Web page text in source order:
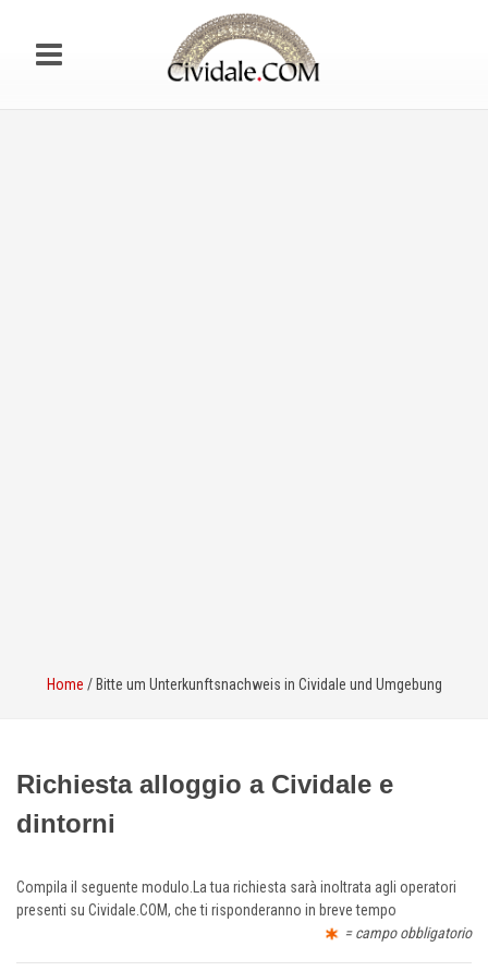
Home / Bitte um Unterkunftsnachweis in Cividale und Umgebung
Richiesta alloggio a Cividale e
dintorni
Compila il seguente modulo.La tua richiesta sarà inoltrata agli operatori
presenti su Cividale.COM, che ti risponderanno in breve tempo
= campo obbligatorio